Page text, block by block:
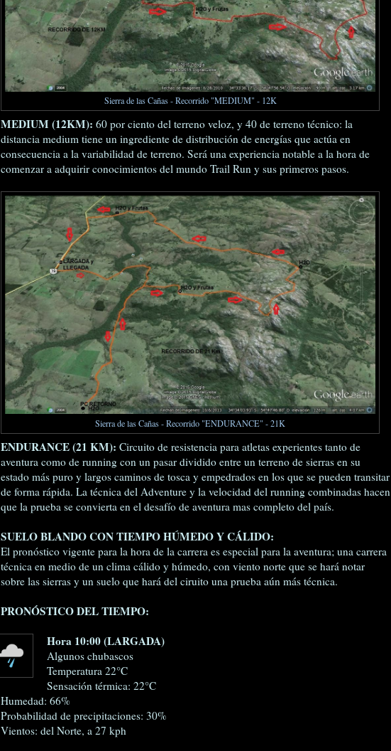
Sierra de las Cañas - Recorrido "MEDIUM" - 12K
MEDIUM (12KM): 60 por ciento del terreno veloz, y 40 de terreno técnico: la
distancia medium tiene un ingrediente de distribución de energías que actúa en
consecuencia a la variabilidad de terreno. Será una experiencia notable a la hora de
comenzar a adquirir conocimientos del mundo Trail Run y sus primeros pasos.
Sierra de las Cañas - Recorrido "ENDURANCE" - 21K
ENDURANCE (21 KM): Circuito de resistencia para atletas experientes tanto de
aventura como de running con un pasar dividido entre un terreno de sierras en su
estado más puro y largos caminos de tosca y empedrados en los que se pueden transitar
de forma rápida. La técnica del Adventure y la velocidad del running combinadas hacen
que la prueba se convierta en el desafío de aventura mas completo del país.
SUELO BLANDO CON TIEMPO HÚMEDO Y CÁLIDO:
El pronóstico vigente para la hora de la carrera es especial para la aventura; una carrera
técnica en medio de un clima cálido y húmedo, con viento norte que se hará notar
sobre las sierras y un suelo que hará del ciruito una prueba aún más técnica.
PRONÓSTICO DEL TIEMPO:
Hora 10:00 (LARGADA)
Algunos chubascos
Temperatura 22°C
Sensación térmica: 22°C
Humedad: 66%
Probabilidad de precipitaciones: 30%
Vientos: del Norte, a 27 kph